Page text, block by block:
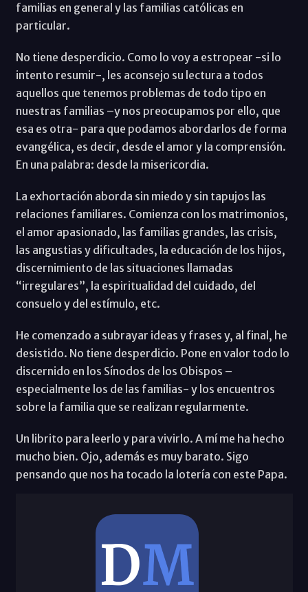
familias en general y las familias católicas en
particular.
No tiene desperdicio. Como lo voy a estropear -si lo
intento resumir-, les aconsejo su lectura a todos
aquellos que tenemos problemas de todo tipo en
nuestras familias –y nos preocupamos por ello, que
esa es otra- para que podamos abordarlos de forma
evangélica, es decir, desde el amor y la comprensión.
En una palabra: desde la misericordia.
La exhortación aborda sin miedo y sin tapujos las
relaciones familiares. Comienza con los matrimonios,
el amor apasionado, las familias grandes, las crisis,
las angustias y dificultades, la educación de los hijos,
discernimiento de las situaciones llamadas
“irregulares”, la espiritualidad del cuidado, del
consuelo y del estímulo, etc.
He comenzado a subrayar ideas y frases y, al final, he
desistido. No tiene desperdicio. Pone en valor todo lo
discernido en los Sínodos de los Obispos –
especialmente los de las familias- y los encuentros
sobre la familia que se realizan regularmente.
Un librito para leerlo y para vivirlo. A mí me ha hecho
mucho bien. Ojo, además es muy barato. Sigo
pensando que nos ha tocado la lotería con este Papa.